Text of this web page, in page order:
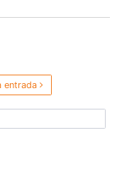
entrada